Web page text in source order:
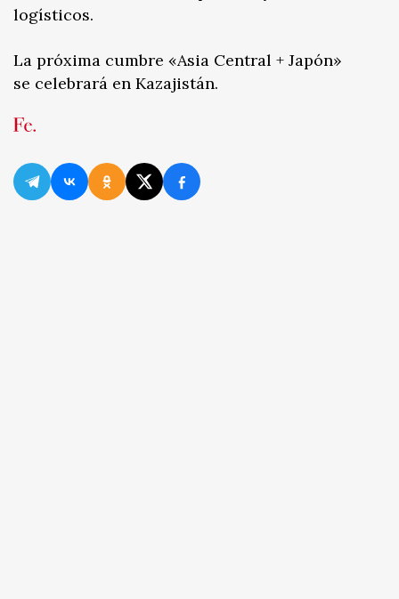
logísticos.
La próxima cumbre «Asia Central + Japón»
se celebrará en Kazajistán.